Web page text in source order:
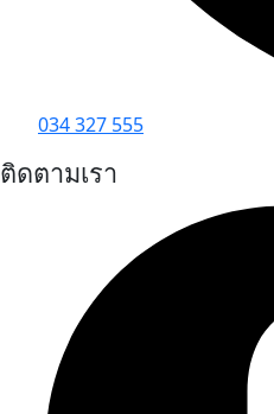
034 327 555
ติดตามเรา